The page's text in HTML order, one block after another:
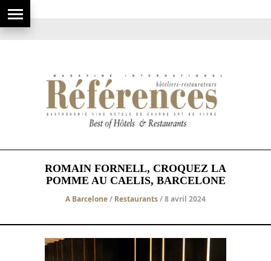
ROMAIN FORNELL, CROQUEZ LA
POMME AU CAELIS, BARCELONE
A Barcelone/ Restaurants/ 8 avril 2024